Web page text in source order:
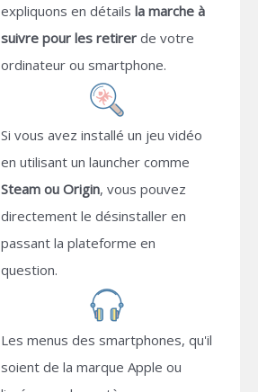
expliquons en détails la marche à
suivre pour les retirer de votre
ordinateur ou smartphone.
Si vous avez installé un jeu vidéo
en utilisant un launcher comme
Steam ou Origin, vous pouvez
directement le désinstaller en
passant la plateforme en
question.
Les menus des smartphones, qu'il
soient de la marque Apple ou